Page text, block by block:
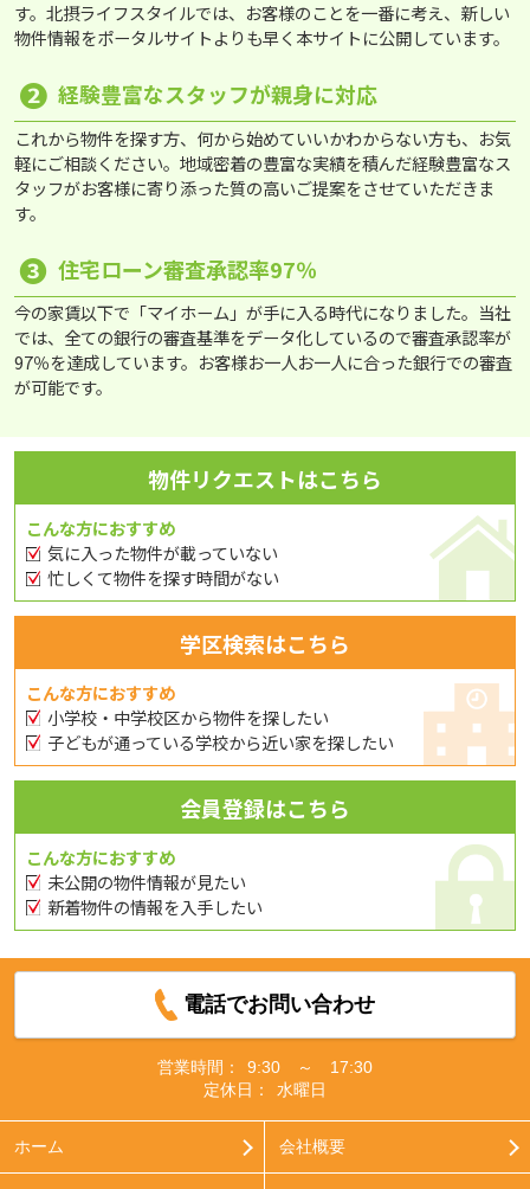
す。北摂ライフスタイルでは、お客様のことを一番に考え、新しい
物件情報をポータルサイトよりも早く本サイトに公開しています。
❷ 経験豊富なスタッフが親身に対応
これから物件を探す方、何から始めていいかわからない方も、お気
軽にご相談ください。地域密着の豊富な実績を積んだ経験豊富なス
タッフがお客様に寄り添った質の高いご提案をさせていただきま
す。
❸ 住宅ローン審査承認率97％
今の家賃以下で「マイホーム」が手に入る時代になりました。当社
では、全ての銀行の審査基準をデータ化しているので審査承認率が
97％を達成しています。お客様お一人お一人に合った銀行での審査
が可能です。
物件リクエストはこちら
こんな方におすすめ
気に入った物件が載っていない
忙しくて物件を探す時間がない
学区検索はこちら
こんな方におすすめ
小学校・中学校区から物件を探したい
子どもが通っている学校から近い家を探したい
会員登録はこちら
こんな方におすすめ
未公開の物件情報が見たい
新着物件の情報を入手したい
電話でお問い合わせ
営業時間：
9:30 ～ 17:30
定休日：
水曜日
ホーム 会社概要